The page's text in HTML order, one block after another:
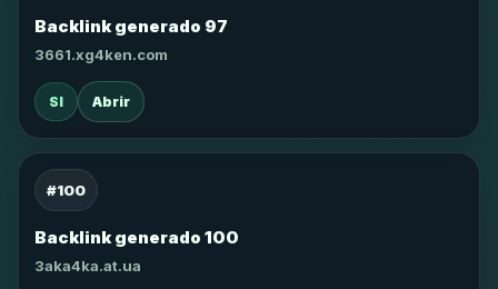
Backlink generado 97
3661.xg4ken.com
SI Abrir
#100
Backlink generado 100
3aka4ka.at.ua